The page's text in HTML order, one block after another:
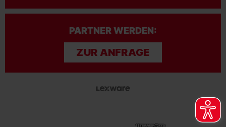
PARTNER WERDEN:
ZUR ANFRAGE